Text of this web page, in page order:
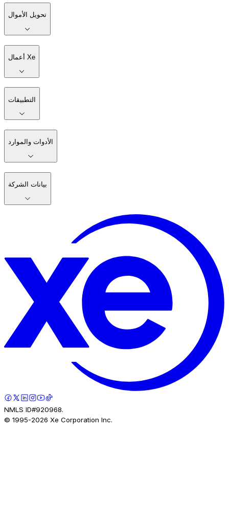
تحويل الأموال
أعمال Xe
التطبيقات
الأدوات والموارد
بيانات الشركة
NMLS ID#920968.
© 1995-2026 Xe Corporation Inc.